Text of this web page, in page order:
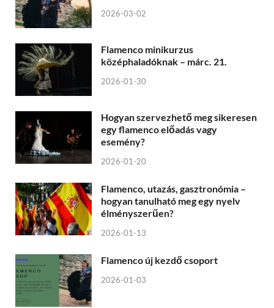
2026-03-02
Flamenco minikurzus
középhaladóknak – márc. 21.
2026-01-30
Hogyan szervezhető meg sikeresen
egy flamenco előadás vagy
esemény?
2026-01-20
Flamenco, utazás, gasztronómia –
hogyan tanulható meg egy nyelv
élményszerűen?
2026-01-13
Flamenco új kezdő csoport
2026-01-03